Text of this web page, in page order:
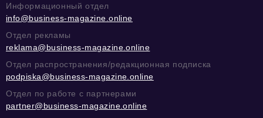
Информационный отдел
info@business-magazine.online
Отдел рекламы
reklama@business-magazine.online
Отдел распространения/редакционная подписка
podpiska@business-magazine.online
Отдел по работе с партнерами
partner@business-magazine.online